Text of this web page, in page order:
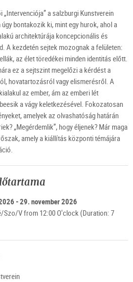
„Intervenciója” a salzburgi Kunstverein
úgy bontakozik ki, mint egy hurok, ahol a
architektúrája koncepcionális és
A kezdetén sejtek mozognak a felületen:
az élet töredékei minden identitás előtt.
ez a sejtszint megelőzi a kérdést a
hovatartozásról vagy elismerésről. A
az ember, ám az emberi lét
a vágy keletkezésével. Fokozatosan
amelyek az olvashatóság határán
„Megérdemlik”, hogy éljenek? Már maga
amely a kiállítás központi témájára
- 29. november 2026
V from 12:00 O'clock (Duration: 7